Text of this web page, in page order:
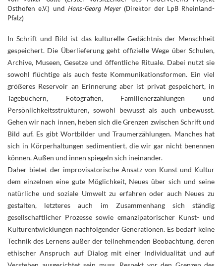
Osthofen e.V.) und Hans-Georg Meyer(Direktor der LpB Rheinland-
Pfalz)
In Schrift und Bild ist das kulturelle Gedächtnis der Menschheit
gespeichert. Die Überlieferung geht offizielle Wege über Schulen,
Archive, Museen, Gesetze und öffentliche Rituale. Dabei nutzt sie
sowohl flüchtige als auch feste Kommunikationsformen. Ein viel
größeres Reservoir an Erinnerung aber ist privat gespeichert, in
Tagebüchern, Fotografien, Familienerzählungen und
Persönlichkeitsstrukturen, sowohl bewusst als auch unbewusst.
Gehen wir nach innen, heben sich die Grenzen zwischen Schrift und
Bild auf. Es gibt Wortbilder und Traumerzählungen. Manches hat
sich in Körperhaltungen sedimentiert, die wir gar nicht benennen
können. Außen und innen spiegeln sich ineinander.
Daher bietet der improvisatorische Ansatz von Kunst und Kultur
dem einzelnen eine gute Möglichkeit, Neues über sich und seine
natürliche und soziale Umwelt zu erfahren oder auch Neues zu
gestalten, letzteres auch im Zusammenhang sich ständig
gesellschaftlicher Prozesse sowie emanzipatorischer Kunst- und
Kulturentwicklungen nachfolgender Generationen. Es bedarf keine
Technik des Lernens außer der teilnehmenden Beobachtung, deren
ethischer Anspruch auf Dialog mit einer Individualität und auf